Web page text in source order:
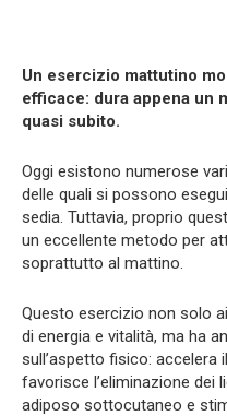
Un esercizio mattutino
efficace: dura appena un
quasi subito.
Oggi esistono numerose
delle quali si possono
sedia. Tuttavia, proprio
un eccellente metodo per
soprattutto al mattino.
Questo esercizio non solo
di energia e vitalità, ma ha
sull’aspetto fisico: accelera
favorisce l’eliminazione dei
adiposo sottocutaneo e